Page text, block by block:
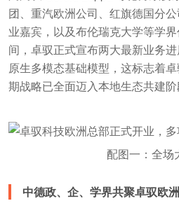
团、重汽欧洲公司、红旗德国分
业嘉宾，以及布伦瑞克大学等学
间，卓驭正式宣布两大最新业务
原生多模态基础模型，这标志着
期战略已全面迈入本地生态共建阶
配图一：全场
中德政、企、学界共聚卓驭欧